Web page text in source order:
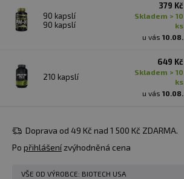
90 kapslí
90 kapslí
379 Kč
skladem > 10
ks
u vás 10.08.
210 kapslí
649 Kč
skladem > 10
ks
u vás 10.08.
Doprava od 49 Kč nad 1 500 Kč ZDARMA.
Po přihlášenízvýhodněná cena
VŠE OD VÝROBCE: BIOTECH USA